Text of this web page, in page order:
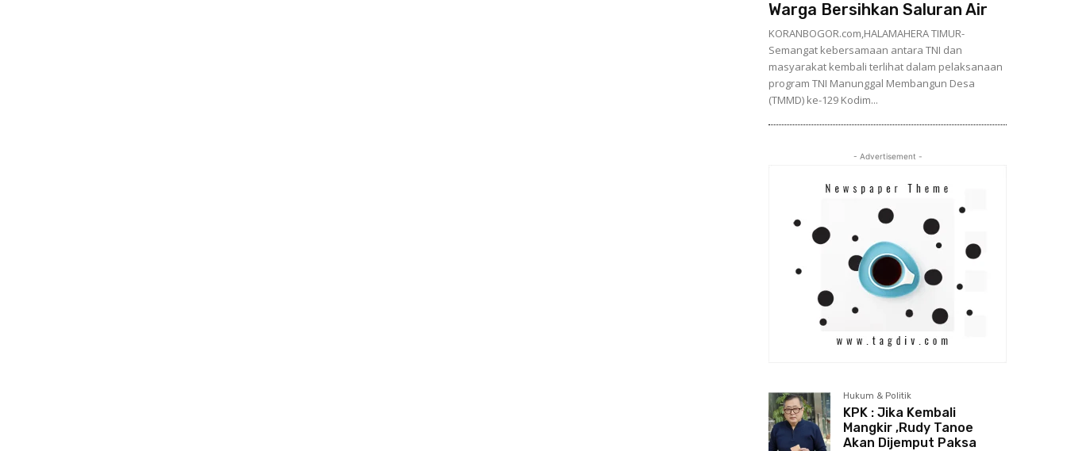
Warga Bersihkan Saluran Air
KORANBOGOR.com,HALAMAHERA TIMUR-
Semangat kebersamaan antara TNI dan
masyarakat kembali terlihat dalam pelaksanaan
program TNI Manunggal Membangun Desa
(TMMD) ke-129 Kodim...
- Advertisement -
Hukum & Politik
KPK : Jika Kembali
Mangkir ,Rudy Tanoe
Akan Dijemput Paksa